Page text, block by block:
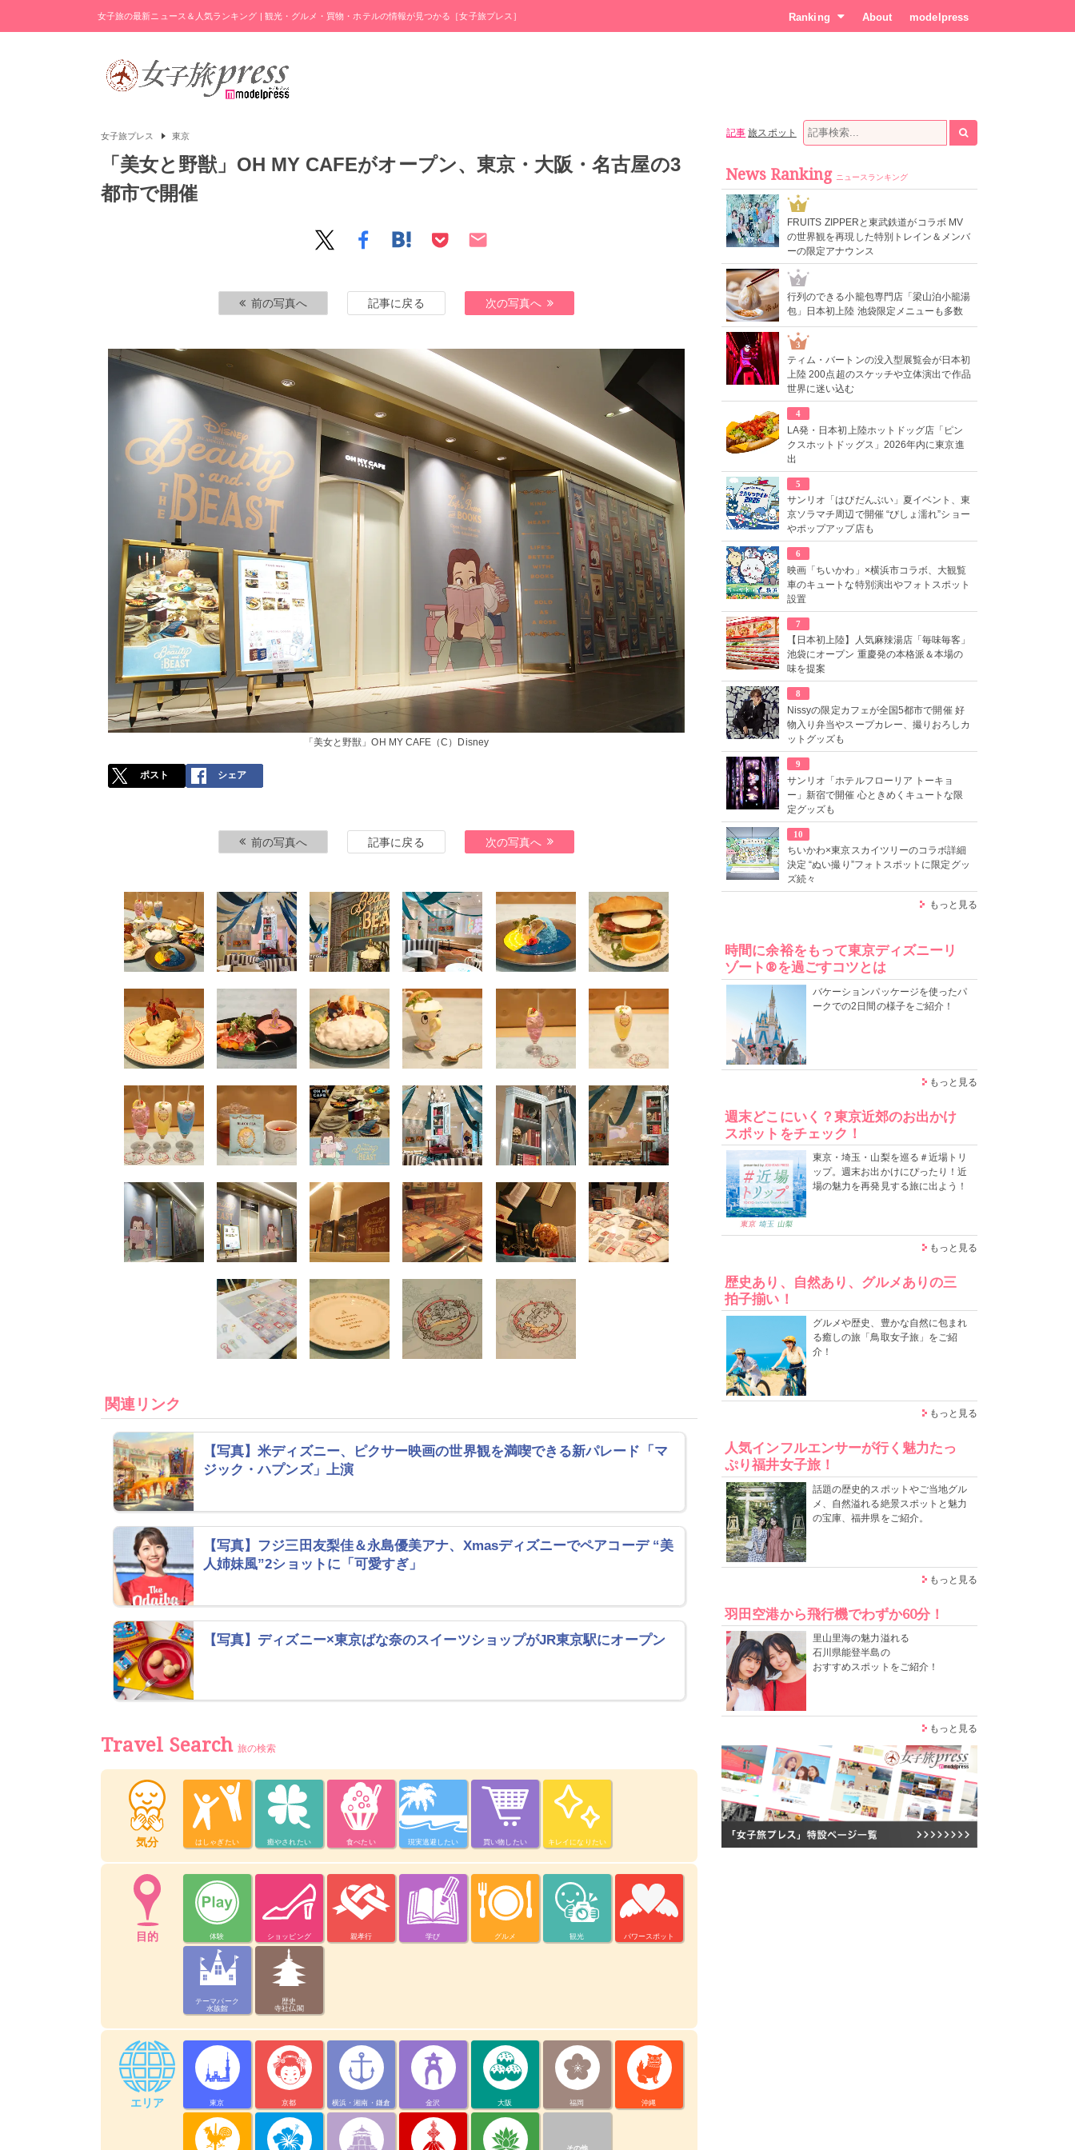
女子旅の最新ニュース＆人気ランキング | 観光・グルメ・買物・ホテルの情報が見つかる［女子旅プレス］ Ranking About modelpress
女子旅プレス 東京
「美女と野獣」OH MY CAFEがオープン、東京・大阪・名古屋の3
都市で開催
前の写真へ 記事に戻る 次の写真へ
「美女と野獣」OH MY CAFE（C）Disney
ポスト シェア
前の写真へ 記事に戻る 次の写真へ
関連リンク
【写真】米ディズニー、ピクサー映画の世界観を満喫できる新パレード「マ
ジック・ハプンズ」上演
【写真】フジ三田友梨佳＆永島優美アナ、Xmasディズニーでペアコーデ “美
人姉妹風”2ショットに「可愛すぎ」
【写真】ディズニー×東京ばな奈のスイーツショップがJR東京駅にオープン
Travel Search 旅の検索
気分 はしゃぎたい 癒やされたい 食べたい 現実逃避したい 買い物したい キレイになりたい
目的 体験 ショッピング 親孝行 学び グルメ 観光 パワースポット
テーマパーク
水族館
歴史
寺社仏閣
エリア 東京 京都 横浜・湘南・鎌倉 金沢 大阪 福岡 沖縄
その他
記事 旅スポット
News Ranking ニュースランキング
1
FRUITS ZIPPERと東武鉄道がコラボ MV
の世界観を再現した特別トレイン＆メンバ
ーの限定アナウンス
2
行列のできる小籠包専門店「梁山泊小籠湯
包」日本初上陸 池袋限定メニューも多数
3
ティム・バートンの没入型展覧会が日本初
上陸 200点超のスケッチや立体演出で作品
世界に迷い込む
4
LA発・日本初上陸ホットドッグ店「ピン
クスホットドッグス」2026年内に東京進
出
5
サンリオ「はぴだんぶい」夏イベント、東
京ソラマチ周辺で開催 “びしょ濡れ”ショー
やポップアップ店も
6
映画「ちいかわ」×横浜市コラボ、大観覧
車のキュートな特別演出やフォトスポット
設置
7
【日本初上陸】人気麻辣湯店「毎味毎客」
池袋にオープン 重慶発の本格派＆本場の
味を提案
8
Nissyの限定カフェが全国5都市で開催 好
物入り弁当やスープカレー、撮りおろしカ
ットグッズも
9
サンリオ「ホテルフローリア トーキョ
ー」新宿で開催 心ときめくキュートな限
定グッズも
10
ちいかわ×東京スカイツリーのコラボ詳細
決定 “ぬい撮り”フォトスポットに限定グッ
ズ続々
もっと見る
時間に余裕をもって東京ディズニーリ
ゾート®を過ごすコツとは
バケーションパッケージを使ったパ
ークでの2日間の様子をご紹介！
もっと見る
週末どこにいく？東京近郊のお出かけ
スポットをチェック！
東京・埼玉・山梨を巡る＃近場トリ
ップ。週末お出かけにぴったり！近
場の魅力を再発見する旅に出よう！
もっと見る
歴史あり、自然あり、グルメありの三
拍子揃い！
グルメや歴史、豊かな自然に包まれ
る癒しの旅「鳥取女子旅」をご紹
介！
もっと見る
人気インフルエンサーが行く魅力たっ
ぷり福井女子旅！
話題の歴史的スポットやご当地グル
メ、自然溢れる絶景スポットと魅力
の宝庫、福井県をご紹介。
もっと見る
羽田空港から飛行機でわずか60分！
里山里海の魅力溢れる
石川県能登半島の
おすすめスポットをご紹介！
もっと見る